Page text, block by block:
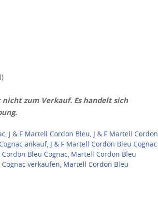
zum Verkauf. Es handelt sich
, J & F Martell Cordon Bleu, J & F Martell Cordon
ankauf, J & F Martell Cordon Bleu Cognac
Bleu Cognac, Martell Cordon Bleu
verkaufen, Martell Cordon Bleu